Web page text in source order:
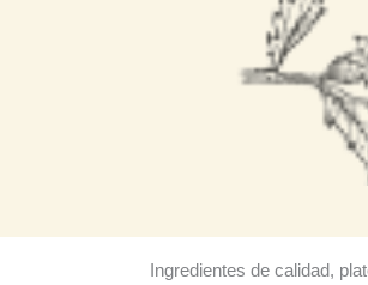
Ingredientes de calidad,